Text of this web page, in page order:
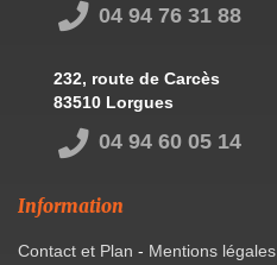
04 94 76 31 88
232, route de Carcès
83510 Lorgues
04 94 60 05 14
Information
Contact et Plan - Mentions légales